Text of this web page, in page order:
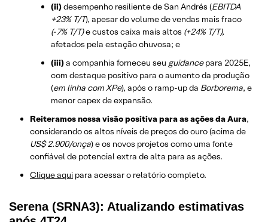
(ii)desempenho resiliente de San Andrés (EBITDA
+23% T/T), apesar do volume de vendas mais fraco
(-7% T/T)e custos caixa mais altos (+24% T/T),
afetados pela estação chuvosa; e
(iii)a companhia forneceu seu guidancepara 2025E,
com destaque positivo para o aumento da produção
(em linha com XPe), após o ramp-up da Borborema, e
menor capex de expansão.
Reiteramos nossa visão positiva para as ações da Aura,
considerando os altos níveis de preços do ouro (acima de
US$ 2.900/onça) e os novos projetos como uma fonte
confiável de potencial extra de alta para as ações.
​Clique aqui para acessar o relatório completo.
Serena (SRNA3): Atualizando estimativas